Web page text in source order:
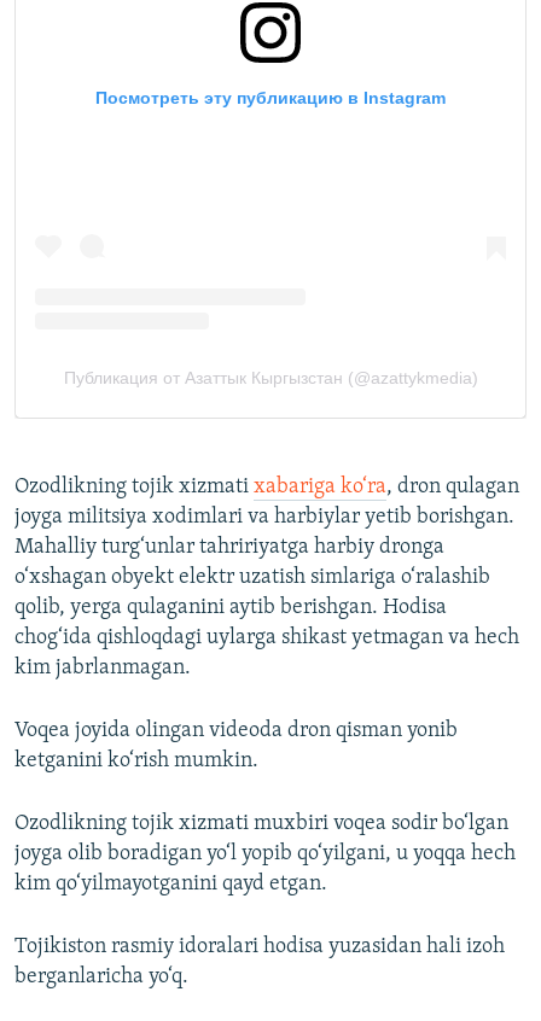
Ozodlikning tojik xizmati xabariga ko‘ra, dron qulagan
joyga militsiya xodimlari va harbiylar yetib borishgan.
Mahalliy turg‘unlar tahririyatga harbiy dronga
o‘xshagan obyekt elektr uzatish simlariga o‘ralashib
qolib, yerga qulaganini aytib berishgan. Hodisa
chog‘ida qishloqdagi uylarga shikast yetmagan va hech
kim jabrlanmagan.
Voqea joyida olingan videoda dron qisman yonib
ketganini ko‘rish mumkin.
Ozodlikning tojik xizmati muxbiri voqea sodir bo‘lgan
joyga olib boradigan yo‘l yopib qo‘yilgani, u yoqqa hech
kim qo‘yilmayotganini qayd etgan.
Tojikiston rasmiy idoralari hodisa yuzasidan hali izoh
berganlaricha yo‘q.